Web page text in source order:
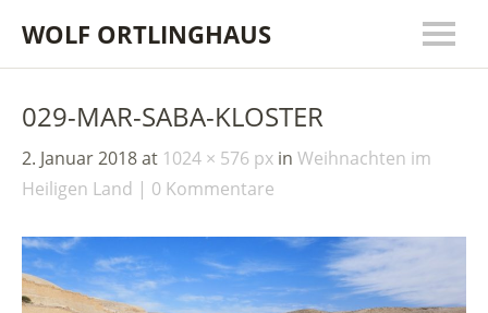
WOLF ORTLINGHAUS
029-MAR-SABA-KLOSTER
2. Januar 2018at 1024 × 576 px in Weihnachten im
Heiligen Land
0 Kommentare